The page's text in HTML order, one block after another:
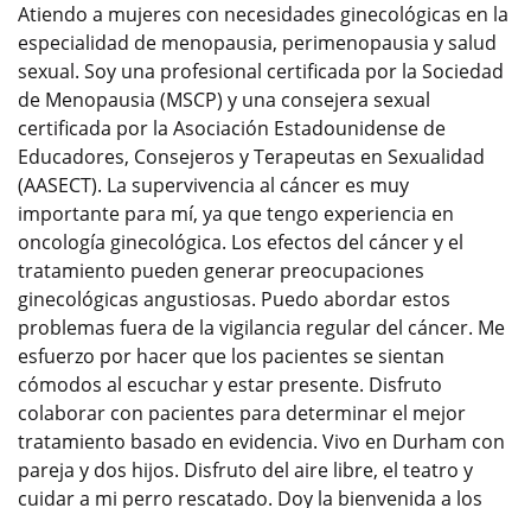
Atiendo a mujeres con necesidades ginecológicas en la
especialidad de menopausia, perimenopausia y salud
sexual. Soy una profesional certificada por la Sociedad
de Menopausia (MSCP) y una consejera sexual
certificada por la Asociación Estadounidense de
Educadores, Consejeros y Terapeutas en Sexualidad
(AASECT). La supervivencia al cáncer es muy
importante para mí, ya que tengo experiencia en
oncología ginecológica. Los efectos del cáncer y el
tratamiento pueden generar preocupaciones
ginecológicas angustiosas. Puedo abordar estos
problemas fuera de la vigilancia regular del cáncer. Me
esfuerzo por hacer que los pacientes se sientan
cómodos al escuchar y estar presente. Disfruto
colaborar con pacientes para determinar el mejor
tratamiento basado en evidencia. Vivo en Durham con
pareja y dos hijos. Disfruto del aire libre, el teatro y
cuidar a mi perro rescatado. Doy la bienvenida a los